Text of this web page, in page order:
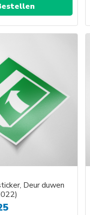
Deur duwen